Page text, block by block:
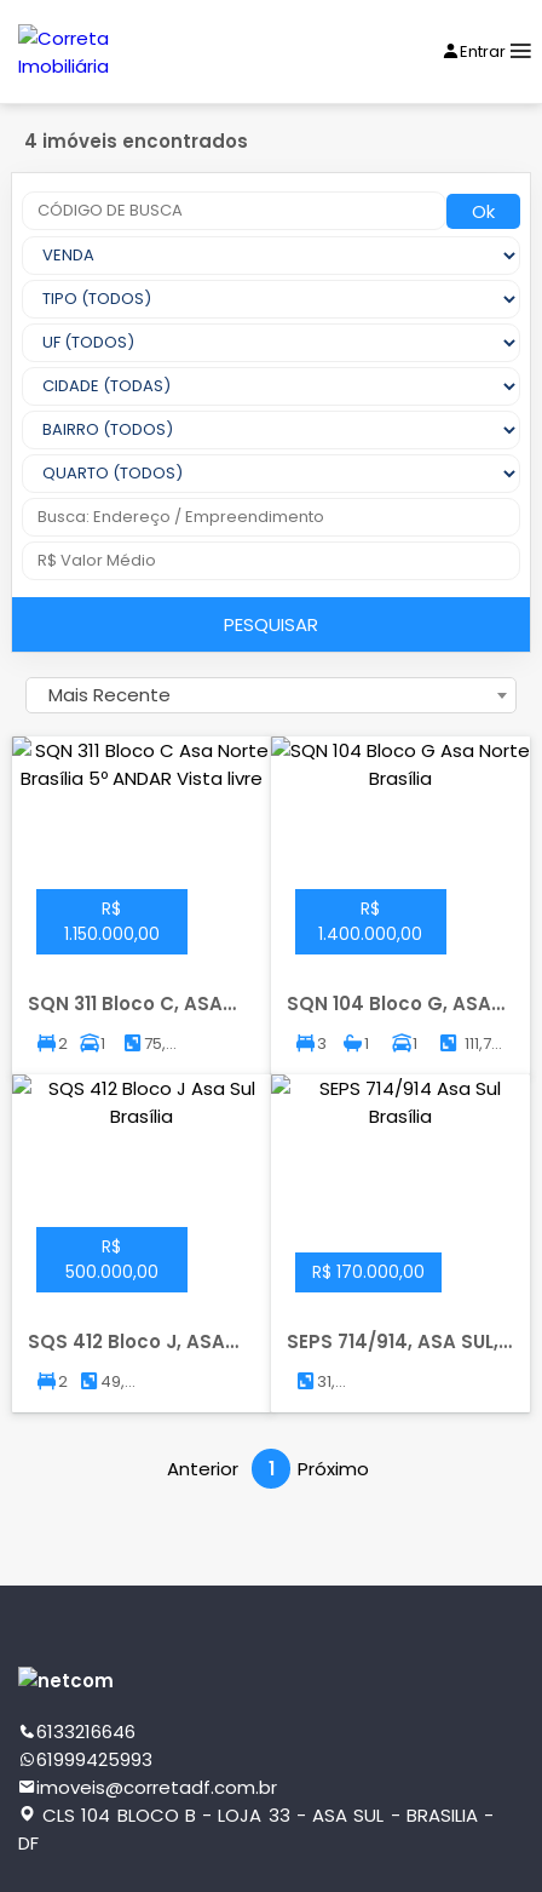
Entrar
4 imóveis encontrados
Ok
PESQUISAR
Mais Recente
R$
1.150.000,00
SQN 311 Bloco C, ASA
NORTE, BRASILIA
2 1
75,40
R$
1.400.000,00
SQN 104 Bloco G, ASA
NORTE, BRASILIA
3 1 1
111,72
R$
500.000,00
SQS 412 Bloco J, ASA
SUL, BRASILIA
2
49,50
R$ 170.000,00
SEPS 714/914, ASA SUL,
BRASILIA
31,75
Anterior 1 Próximo
6133216646
61999425993
imoveis@corretadf.com.br
CLS 104 BLOCO B - LOJA 33 - ASA SUL - BRASILIA -
DF